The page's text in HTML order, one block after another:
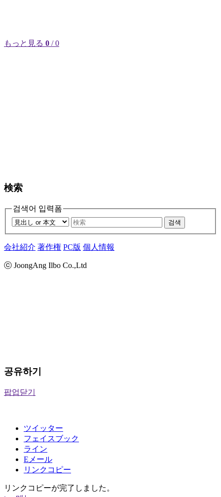
もっと見る 0 / 0
検索
검색어 입력폼
검색
会社紹介 著作権 PC版 個人情報
ⓒ JoongAng Ilbo Co.,Ltd
공유하기
팝업닫기
ツイッター
フェイスブック
ライン
Eメール
リンクコピー
リンクコピーが完了しました。